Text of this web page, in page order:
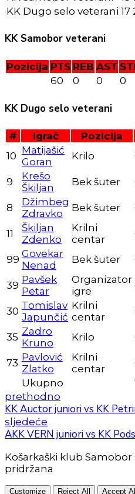
KK Dugo selo veterani 17
KK Samobor veterani
Pozicija PTS REB AST
60
0 0 0
KK Dugo selo veterani
# Igrač Pozicija
10 Matijašić
Goran
Krilo
9
Krešo
Škiljan
Bek šuter
8
Džimbeg
Zdravko
Bek šuter
11
Škiljan
Zdenko
Krilni
centar
99 Govekar
Nenad
Bek šuter
39 Pavšek
Petar
Organizator
igre
30 Tomislav
Japunčić
Krilni
centar
35 Zadro
Kruno
Krilo
73 Pavlović
Zlatko
Krilni
centar
Ukupno
prethodno
KK Auctor juniori vs KK
sljedeće
AKK VERN juniori vs KK
Košarkaški klub Samobor
pridržana
Customize Reject All Accept All